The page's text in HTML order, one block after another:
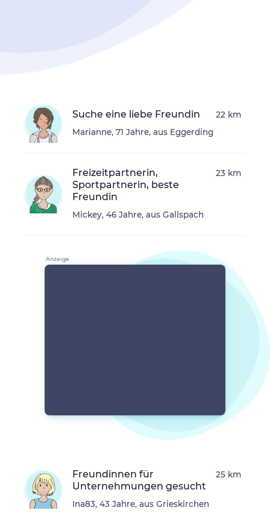
Suche eine liebe Freundin
Marianne, 71 Jahre, aus Eggerding
22 km
Freizeitpartnerin,
Sportpartnerin, beste
Freundin
Mickey, 46 Jahre, aus Gallspach
23 km
Freundinnen für
Unternehmungen gesucht
Ina83, 43 Jahre, aus Grieskirchen
25 km